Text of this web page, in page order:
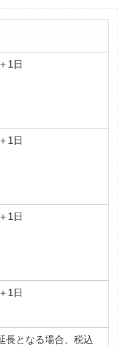
1日
1日
1日
1日
長となる場合、税込